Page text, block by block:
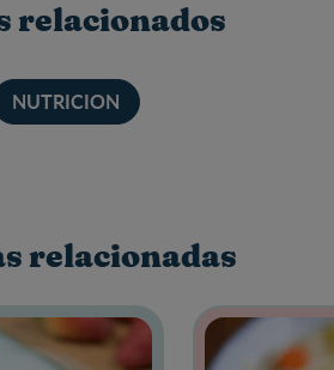
relacionados
NUTRICION
relacionadas